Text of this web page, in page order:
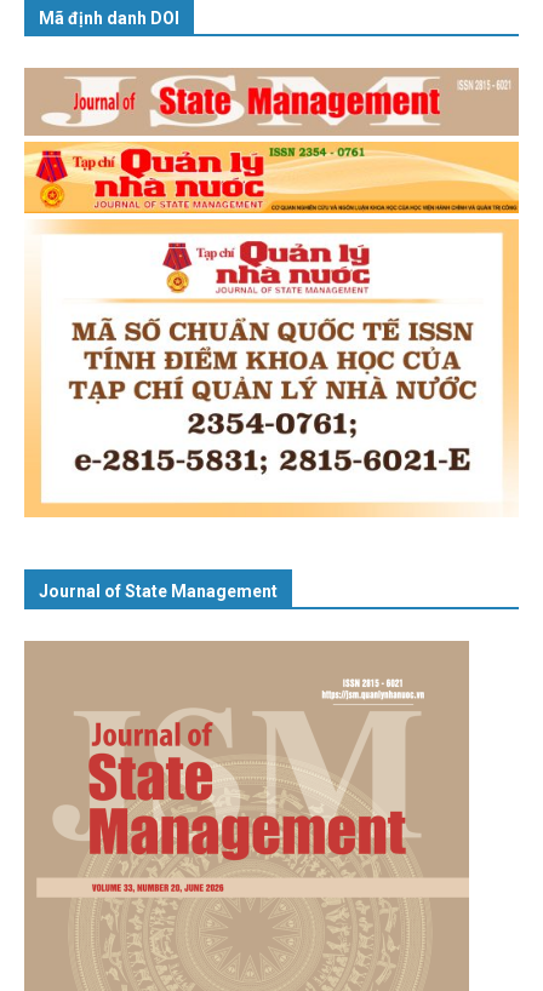
Mã định danh DOI
Journal of State Management